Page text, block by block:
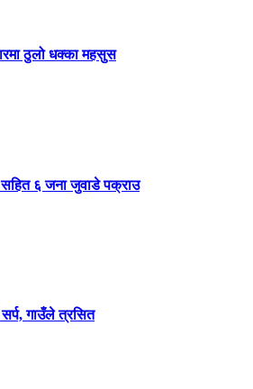
ठुलो धक्का महसुस
सहित ६ जना जुवाडे पक्राउ
सर्प, गाउँले त्रसित